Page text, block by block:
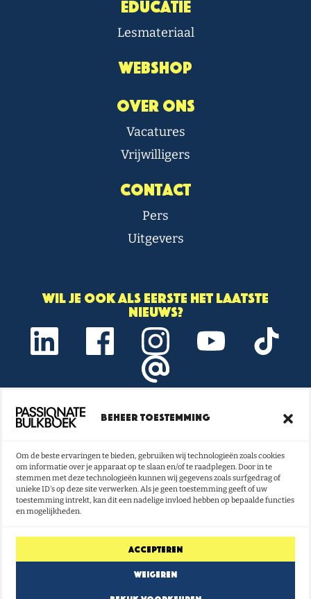
Beheer toestemming
Om de beste ervaringen te bieden, gebruiken wij technologieën zoals cookies
om informatie over je apparaat op te slaan en/of te raadplegen. Door in te
stemmen met deze technologieën kunnen wij gegevens zoals surfgedrag of
unieke ID's op deze site verwerken. Als je geen toestemming geeft of uw
toestemming intrekt, kan dit een nadelige invloed hebben op bepaalde functies
en mogelijkheden.
Accepteren
Weigeren
Educatie
Lesmateriaal
Webshop
Over Ons
Vacatures
Vrijwilligers
Contact
Pers
Uitgevers
Wil je ook als eerste het laatste
nieuws?
Onze nieuwsbrief vol boeken- en
NU INSCHRIJVEN